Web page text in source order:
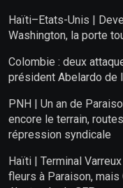
Haïti–Etats-Unis |
Washington, la porte
Colombie : deux
président Abelardo de
PNH | Un an de
encore le terrain,
répression syndicale
Haïti | Terminal
fleurs à Paraison,